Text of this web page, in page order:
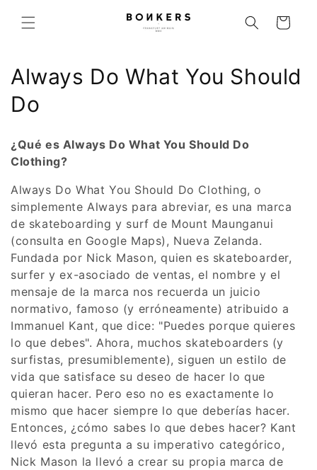
al contenido Carrito
Colección:
Always Do What You Should
Do
¿Qué es Always Do What You Should Do
Clothing?
Always Do What You Should Do Clothing, o
simplemente Always para abreviar, es una marca
de skateboarding y surf de Mount Maunganui
(consulta en Google Maps), Nueva Zelanda.
Fundada por Nick Mason, quien es skateboarder,
surfer y ex-asociado de ventas, el nombre y el
mensaje de la marca nos recuerda un juicio
normativo, famoso (y erróneamente) atribuido a
Immanuel Kant, que dice: "Puedes porque quieres
lo que debes". Ahora, muchos skateboarders (y
surfistas, presumiblemente), siguen un estilo de
vida que satisface su deseo de hacer lo que
quieran hacer. Pero eso no es exactamente lo
mismo que hacer siempre lo que deberías hacer.
Entonces, ¿cómo sabes lo que debes hacer? Kant
llevó esta pregunta a su imperativo categórico,
Nick Mason la llevó a crear su propia marca de